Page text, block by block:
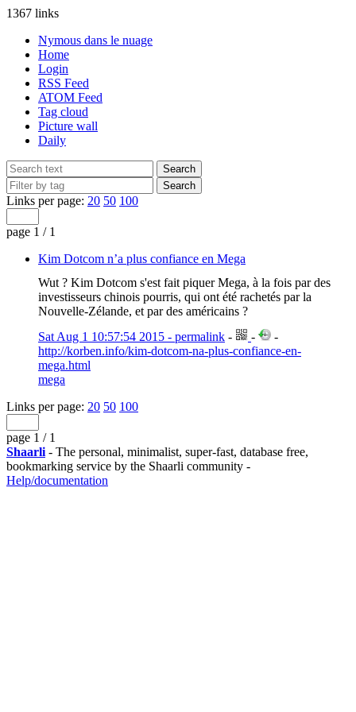
1367 links
Nymous dans le nuage
Home
Login
RSS Feed
ATOM Feed
Tag cloud
Picture wall
Daily
Links per page: 20 50 100
page 1 / 1
Kim Dotcom n’a plus confiance en Mega
Wut ? Kim Dotcom s'est fait piquer Mega, à la fois par des
investisseurs chinois pourris, qui ont été rachetés par la
Nouvelle-Zélande, et par des américains ?
Sat Aug 1 10:57:54 2015 - permalink - -
-
http://korben.info/kim-dotcom-na-plus-confiance-en-
mega.html
mega
Links per page: 20 50 100
page 1 / 1
Shaarli - The personal, minimalist, super-fast, database free,
bookmarking service by the Shaarli community -
Help/documentation